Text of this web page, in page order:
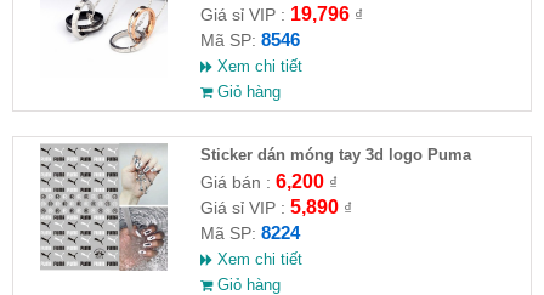
Giá sỉ VIP : 19,796₫
Mã SP: 8546
Xem chi tiết
Giỏ hàng
Sticker dán móng tay 3d logo Puma
Giá bán : 6,200₫
Giá sỉ VIP : 5,890₫
Mã SP: 8224
Xem chi tiết
Giỏ hàng